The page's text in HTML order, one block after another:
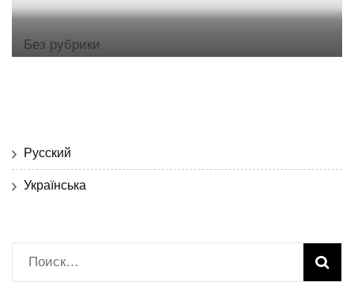
Без рубрики
Русский
Українська
Найти: